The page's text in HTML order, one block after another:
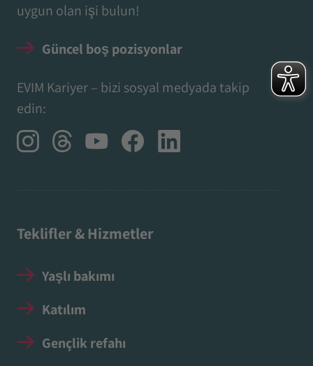
uygun olan işi bulun!
Güncel boş pozisyonlar
EVIM Kariyer – bizi sosyal medyada takip
edin:
Teklifler & Hizmetler
Yaşlı bakımı
Katılım
Gençlik refahı